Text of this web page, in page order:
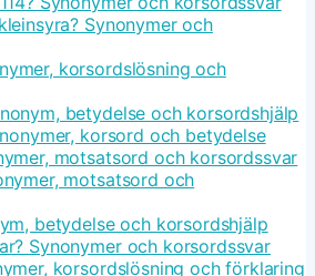
Synonymer och
korsordslösning och
betydelse och korsordshjälp
korsord och betydelse
motsatsord och korsordssvar
motsatsord och
betydelse och korsordshjälp
Synonymer och korsordssvar
korsordslösning och förklaring